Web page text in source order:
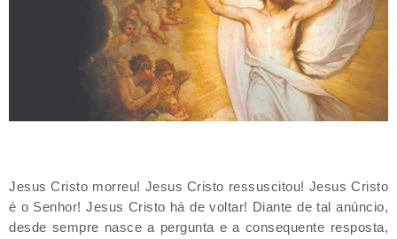
Jesus Cristo morreu! Jesus Cristo ressuscitou! Jesus Cristo
é o Senhor! Jesus Cristo há de voltar! Diante de tal anúncio,
desde sempre nasce a pergunta e a consequente resposta,